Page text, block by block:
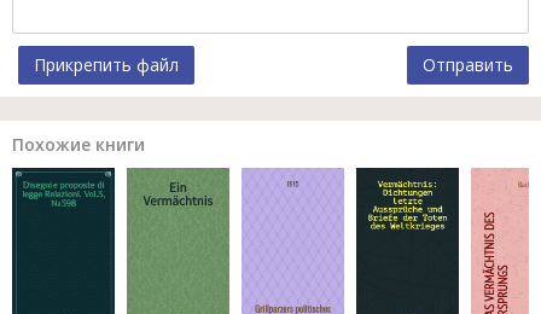
Прикрепить файл Отправить
Похожие книги